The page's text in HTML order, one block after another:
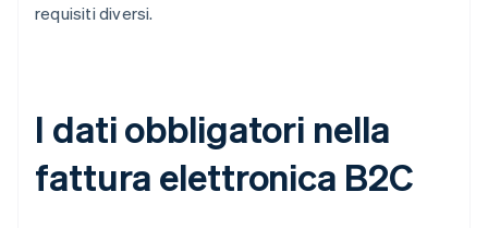
requisiti diversi.
I dati obbligatori nella
fattura elettronica B2C